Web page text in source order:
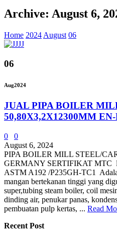
Archive: August 6,
Home 2024 August 06
06
Aug2024
JUAL PIPA BOILER
50,80X3,2X12300MM
0
0
August 6, 2024
PIPA BOILER MILL STEEL/
GERMANY SERTIFIKAT MTC
ASTM A192 /P235GH-TC1
mangan bertekanan tinggi yang
super,tubing steam boiler, coil
dinding air, penukar panas,
pembuatan pulp kertas, ... Read
Recent Post